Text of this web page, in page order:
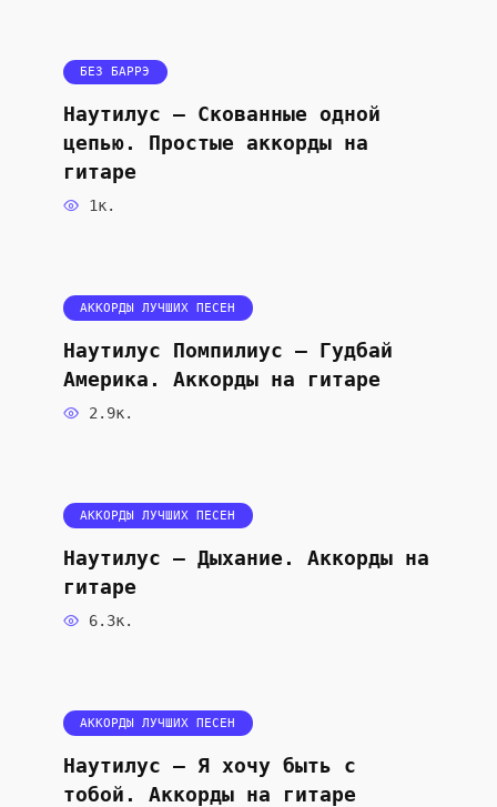
БЕЗ БАРРЭ
Наутилус — Скованные одной
цепью. Простые аккорды на
гитаре
1к.
АККОРДЫ ЛУЧШИХ ПЕСЕН
Наутилус Помпилиус — Гудбай
Америка. Аккорды на гитаре
2.9к.
АККОРДЫ ЛУЧШИХ ПЕСЕН
Наутилус — Дыхание. Аккорды на
гитаре
6.3к.
АККОРДЫ ЛУЧШИХ ПЕСЕН
Наутилус — Я хочу быть с
тобой. Аккорды на гитаре